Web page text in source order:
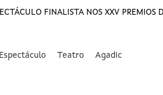
FINALISTA NOS XXV
Espectáculo Teatro Agadic